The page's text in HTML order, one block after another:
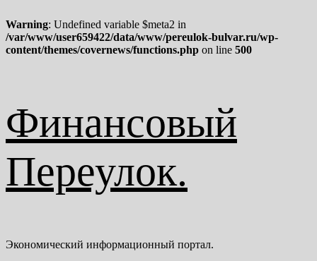
Warning: Undefined variable $meta2 in
/var/www/user659422/data/www/pereulok-bulvar.ru/wp-
content/themes/covernews/functions.php on line 500
к
содержимому
Финансовый
Переулок.
Экономический информационный портал.